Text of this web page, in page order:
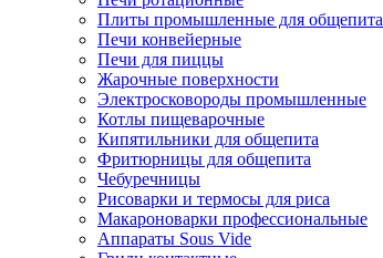
Плиты промышленные для общепита
Печи конвейерные
Печи для пиццы
Жарочные поверхности
Электросковороды промышленные
Котлы пищеварочные
Кипятильники для общепита
Фритюрницы для общепита
Чебуречницы
Рисоварки и термосы для риса
Макароноварки профессиональные
Аппараты Sous Vide